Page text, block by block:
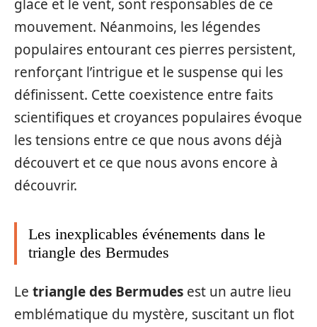
glace et le vent, sont responsables de ce
mouvement. Néanmoins, les légendes
populaires entourant ces pierres persistent,
renforçant l’intrigue et le suspense qui les
définissent. Cette coexistence entre faits
scientifiques et croyances populaires évoque
les tensions entre ce que nous avons déjà
découvert et ce que nous avons encore à
découvrir.
Les inexplicables événements dans le
triangle des Bermudes
Le triangle des Bermudes est un autre lieu
emblématique du mystère, suscitant un flot